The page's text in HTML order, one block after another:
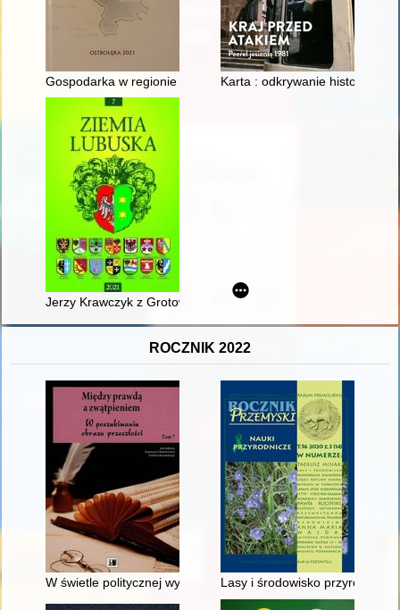
Gospodarka w regionie : Ostrołęka - miasto i powiat od
Karta : odkrywanie historii. Nr
Jerzy Krawczyk z Grotowa : o partyzanckich
ROCZNIK 2022
W świetle politycznej wyobraźni : obraz rzeczywistości
Lasy i środowisko